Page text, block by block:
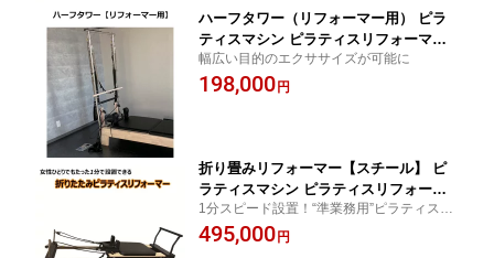
ハーフタワー（リフォーマー用） ピラ
ティスマシン ピラティスリフォーマー
【メーカー直送・送料別途見積】[alps
アルプス] トレーニングマシン 呼吸 イ
幅広い目的のエクササイズが可能に
198,000 円
折り畳みリフォーマー【スチール】 ピ
ラティスマシン ピラティスリフォーマ
ー 【メーカー直送・送料別途見積】[alp
sアルプス] トレーニングマシン 呼吸 イ
1分スピード設置！“準業務用”ピラティスリ
フォーマー
495,000 円